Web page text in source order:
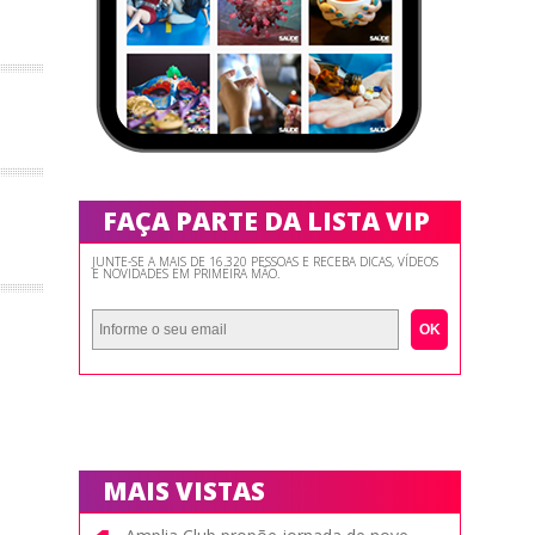
FAÇA PARTE DA LISTA VIP
JUNTE-SE A MAIS DE 16.320 PESSOAS E RECEBA DICAS, VÍDEOS
E NOVIDADES EM PRIMEIRA MÃO.
OK
MAIS VISTAS